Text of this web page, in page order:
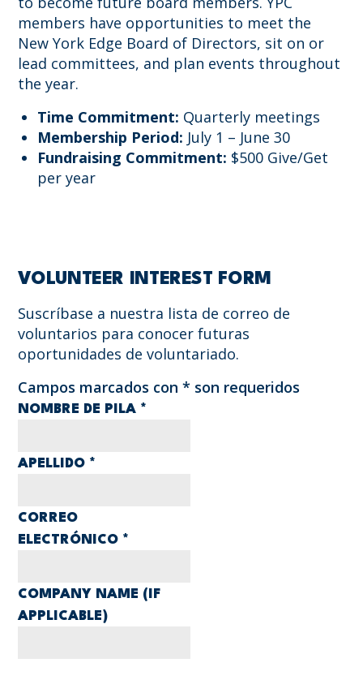
members have opportunities to meet the
New York Edge Board of Directors, sit on or
lead committees, and plan events throughout
the year.
Time Commitment: Quarterly meetings
Membership Period: July 1 – June 30
Fundraising Commitment: $500 Give/Get
per year
VOLUNTEER INTEREST FORM
Suscríbase a nuestra lista de correo de
voluntarios para conocer futuras
oportunidades de voluntariado.
Campos marcados con* son requeridos
NOMBRE DE PILA *
APELLIDO *
CORREO
ELECTRÓNICO *
COMPANY NAME (IF
APPLICABLE)